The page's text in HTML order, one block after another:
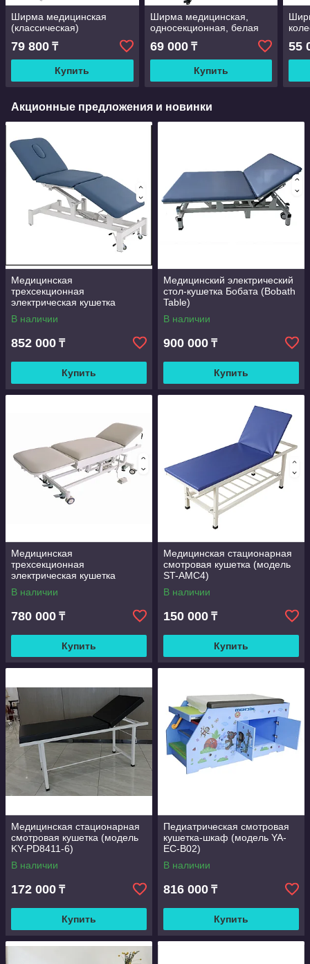
Ширма медицинская
(классическая)
79 800 ₸
Купить
Ширма медицинская,
односекционная, белая
69 000₸
Купить
55
Акционные предложения и новинки
Медицинская
трехсекционная
электрическая кушетка
(модель MD8911)
В наличии
852 000 ₸
Купить
Медицинский электрический
стол-кушетка Бобата (Bobath
Table)
В наличии
900 000 ₸
Купить
Медицинская
трехсекционная
электрическая кушетка
(модель KY-PD8411-1)
В наличии
780 000 ₸
Купить
Медицинская стационарная
смотровая кушетка (модель
ST-AMC4)
В наличии
150 000 ₸
Купить
Медицинская стационарная
смотровая кушетка (модель
KY-PD8411-6)
В наличии
172 000 ₸
Купить
Педиатрическая смотровая
кушетка-шкаф (модель YA-
EC-B02)
В наличии
816 000 ₸
Купить